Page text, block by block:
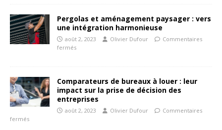
Pergolas et aménagement paysager : vers
une intégration harmonieuse
août 2, 2023 Olivier Dufour
Commentaires
fermés
Comparateurs de bureaux à louer : leur
impact sur la prise de décision des
entreprises
août 2, 2023 Olivier Dufour
Commentaires
fermés